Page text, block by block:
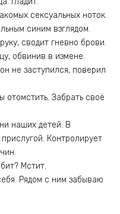
сексуальных ноток.
синим взглядом.
сводит гневно брови.
обвинив в измене.
не заступился, поверил
отомстить. Забрать своё
наших детей. В
Контролирует
Мстит.
Рядом с ним забываю